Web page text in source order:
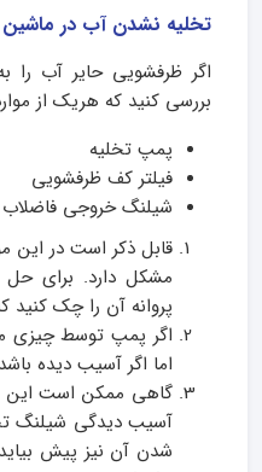
تخلیه نشدن آب در
اگر ظرفشویی حایر آب را
بررسی کنید که هریک از
پمپ تخلیه
فیلتر کف ظرفشویی
شیلنگ خروجی فاضلاب
قابل ذکر است در این
مشکل دارد. برای
پروانه آن را چک
اگر پمپ توسط چیزی
اما اگر آسیب دیده
گاهی ممکن است این
آسیب دیدگی شیلنگ
شدن آن نیز پیش